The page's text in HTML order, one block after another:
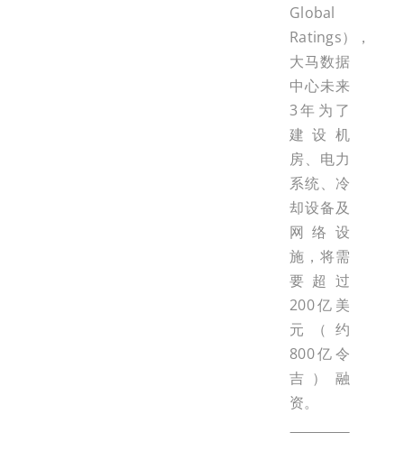
Global
Ratings），
大马数据
中心未来
3年为了
建设机
房、电力
系统、冷
却设备及
网络设
施，将需
要超过
200亿美
元（约
800亿令
吉）融
资。